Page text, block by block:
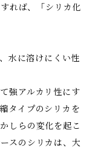
れば、「シリカ化
水に溶けにくい性
強アルカリ性にす
タイプのシリカを
しらの変化を起こ
スのシリカは、大